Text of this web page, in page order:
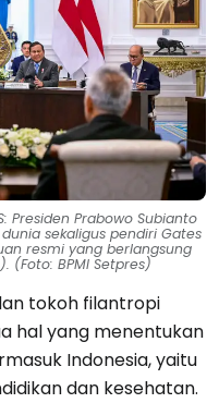
Presiden Prabowo Subianto
sekaligus pendiri Gates
resmi yang berlangsung
(Foto: BPMI Setpres)
tokoh filantropi
hal yang menentukan
Indonesia, yaitu
dan kesehatan.